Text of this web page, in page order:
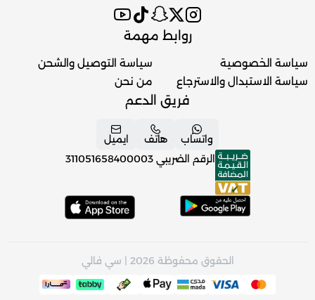
روابط مهمة
سياسة الخصوصية
سياسة الاستبدال والاسترجاع
سياسة التوصيل والشحن
من نحن
فريق الدعم
واتساب هاتف
ايميل
الرقم الضريبي 311051658400003
الحقوق محفوظة 2026 | سي فالي